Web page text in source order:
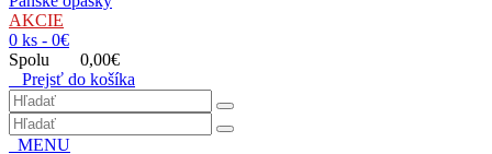
AKCIE
0 ks - 0€
Spolu 0,00€
Prejsť do košíka
MENU